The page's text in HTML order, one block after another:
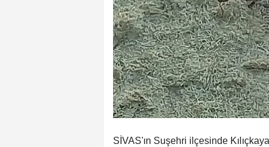
SİVAS'ın Suşehri ilçesinde